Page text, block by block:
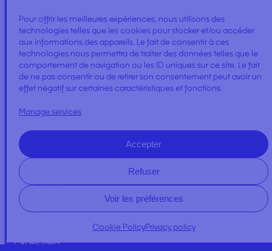
Pour offrir les meilleures expériences, nous utilisons des
technologies telles que les cookies pour stocker et/ou accéder
aux informations des appareils. Le fait de consentir à ces
technologies nous permettra de traiter des données telles que le
comportement de navigation ou les ID uniques sur ce site. Le fait
de ne pas consentir ou de retirer son consentement peut avoir un
effet négatif sur certaines caractéristiques et fonctions.
Manage services
Accepter
Refuser
Voir les préférences
Cookie PolicyPrivacy policy
GAUZE BALL
A PROPOS
NEWS
Expertises